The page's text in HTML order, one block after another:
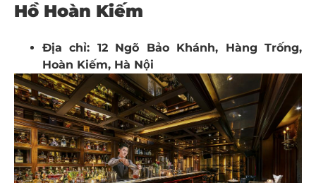
Hồ Hoàn Kiếm
Địa chỉ: 12 Ngõ Bảo Khánh, Hàng Trống,
Hoàn Kiếm, Hà Nội